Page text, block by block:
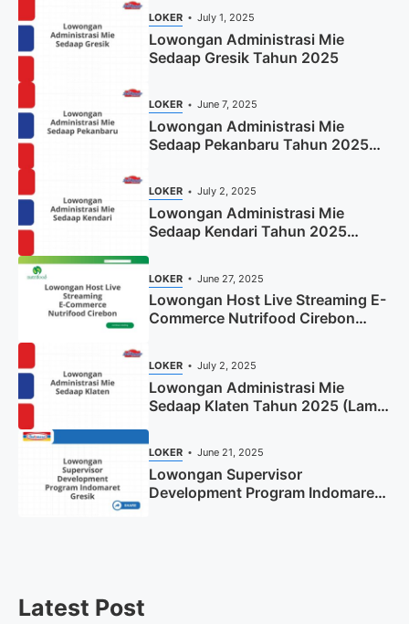
LOKER July 1, 2025
Lowongan Administrasi Mie
Sedaap Gresik Tahun 2025
LOKER June 7, 2025
Lowongan Administrasi Mie
Sedaap Pekanbaru Tahun 2025
LOKER July 2, 2025
Lowongan Administrasi Mie
Sedaap Kendari Tahun 2025
LOKER June 27, 2025
Lowongan Host Live Streaming E-
Commerce Nutrifood Cirebon
LOKER July 2, 2025
Lowongan Administrasi Mie
Sedaap Klaten Tahun 2025 (Lamar
LOKER June 21, 2025
Lowongan Supervisor
Development Program Indomaret
Latest Post